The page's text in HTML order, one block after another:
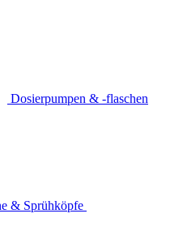
Dosierpumpen & -flaschen
& Sprühköpfe